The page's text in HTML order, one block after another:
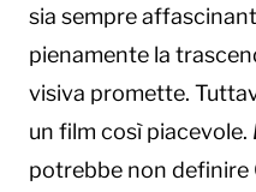
sia sempre
pienamente la
visiva promette.
un film così piacevole.
potrebbe non